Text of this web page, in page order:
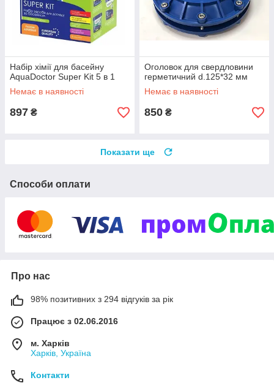
Набір хімії для басейну
AquaDoctor Super Kit 5 в 1
Немає в наявності
897 ₴
Оголовок для свердловини
герметичний d.125*32 мм
Немає в наявності
850 ₴
Показати ще
Способи оплати
Про нас
98% позитивних з 294 відгуків за рік
Працює з 02.06.2016
м. Харків
Харків, Україна
Контакти